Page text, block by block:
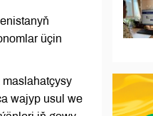
üçin
wajyp usul we